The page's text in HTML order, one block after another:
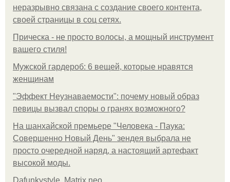
неразрывно связана с создание своего контента,
своей страницы в соц сетях.
Прическа - не просто волосы, а мощный инструмент
вашего стиля!
Мужской гардероб: 6 вещей, которые нравятся
женщинам
"Эффект Неузнаваемости": почему новый образ
певицы вызвал споры о гранях возможного?
На шанхайской премьере "Человека - Паука:
Совершенно Новый День" зендея выбрала не
просто очередной наряд, а настоящий артефакт
высокой моды.
Dafunkystyle. Matrix neo.